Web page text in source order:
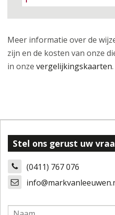
Meer informatie over de
zijn en de kosten van onze
in onze vergelijkingskaarten.
Stel ons gerust uw
(0411) 767 076